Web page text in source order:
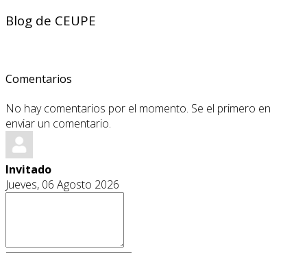
Blog de CEUPE
Comentarios
No hay comentarios por el momento. Se el primero en
enviar un comentario.
Invitado
Jueves, 06 Agosto 2026